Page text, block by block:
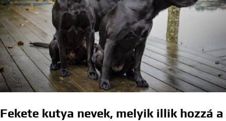
Fekete kutya nevek, melyik illik hozzá a